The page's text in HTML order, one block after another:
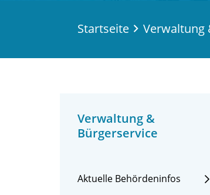
Startseite Verwaltung
Verwaltung &
Bürgerservice
Aktuelle Behördeninfos